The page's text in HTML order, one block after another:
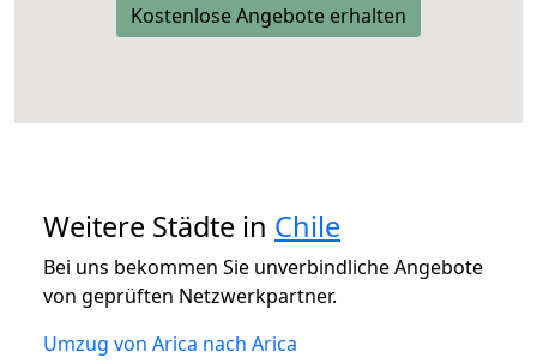
Kostenlose Angebote erhalten
Weitere Städte in Chile
Bei uns bekommen Sie unverbindliche Angebote
von geprüften Netzwerkpartner.
Umzug von Arica nach Arica